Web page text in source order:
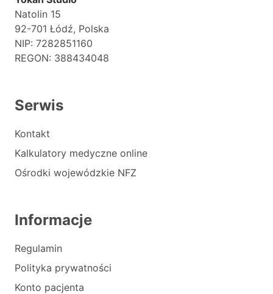
Natolin 15
92-701 Łódź, Polska
NIP: 7282851160
REGON: 388434048
Serwis
Kontakt
Kalkulatory medyczne online
Ośrodki wojewódzkie NFZ
Informacje
Regulamin
Polityka prywatności
Konto pacjenta